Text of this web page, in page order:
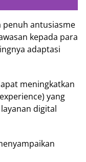
penuh antusiasme
kepada para
adaptasi
meningkatkan
yang
digital